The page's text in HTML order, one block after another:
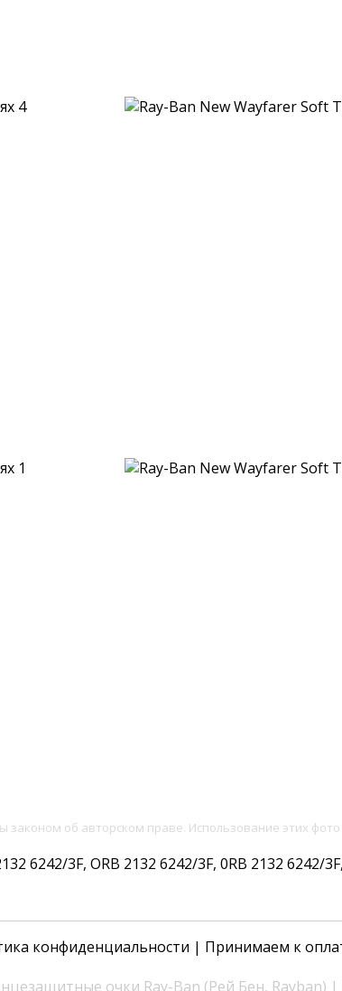
об авторском праве. Использование этих
3F, ORB 2132 6242/3F, 0RB 2132 6242/
конфиденциальности | Принимаем к
очки Ray-Ban (Рей Бен, Rayban)